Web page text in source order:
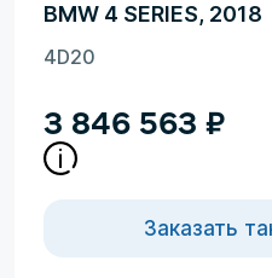
BMW 4 SERIES, 2018
4D20
3 846 563 ₽
Заказать